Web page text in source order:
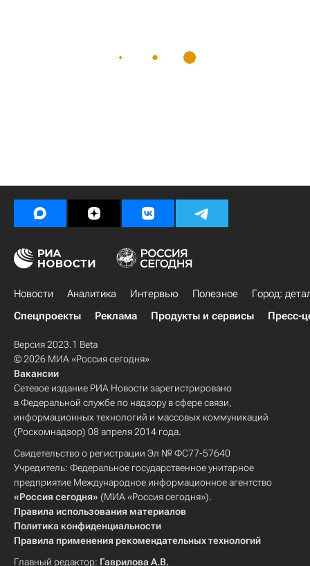
Новости Аналитика Интервью Полезное
Город:
Спецпроекты
Реклама Продукты и сервисы Пресс-
Версия 2023.1 Beta
© 2026 МИА «Россия сегодня»
Вакансии
Сетевое издание РИА Новости зарегистрировано
в Федеральной службе по надзору в сфере связи,
информационных технологий и массовых коммуникаций
(Роскомнадзор) 08 апреля 2014 года.
Свидетельство о регистрации Эл № ФС77-57640
Учредитель: Федеральное государственное унитарное
предприятие Международное информационное агентство
«Россия сегодня» (МИА «Россия сегодня»).
Правила использования материалов
Политика конфиденциальности
Правила применения рекомендательных технологий
Главный редактор: Гаврилова А.В.